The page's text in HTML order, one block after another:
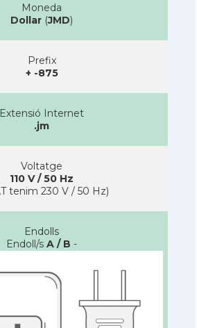
Moneda
Dollar (JMD)
Prefix
+ -875
Extensió Internet
.jm
Voltatge
110 V / 50 Hz
tenim 230 V / 50 Hz)
Endolls
Endoll/s A / B -